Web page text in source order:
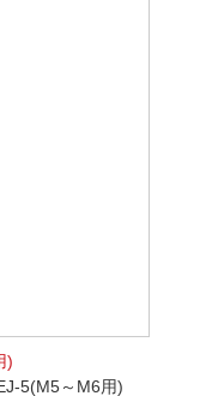
)
5(M5～M6用)